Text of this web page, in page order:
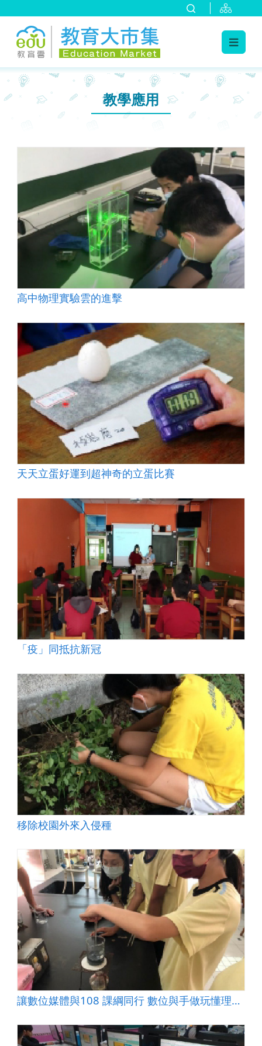
::: 教學應用
高中物理實驗雲的進擊
天天立蛋好運到超神奇的立蛋比賽
「疫」同抵抗新冠
移除校園外來入侵種
讓數位媒體與108 課綱同行 數位與手做玩懂理化「氧化還原」